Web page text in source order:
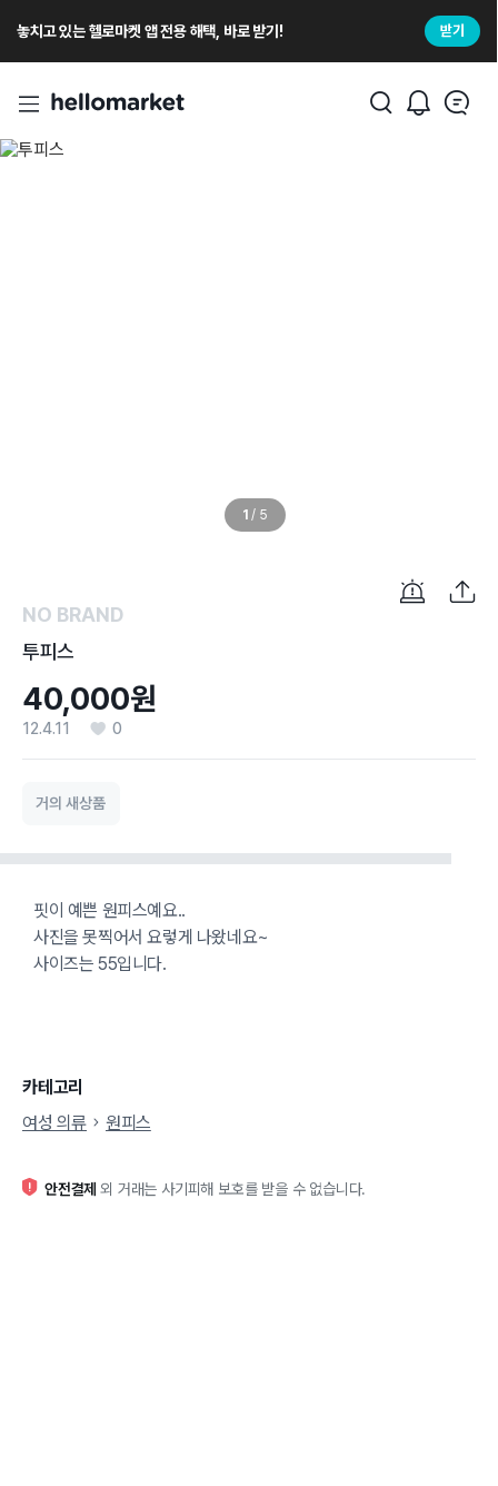
놓치고 있는 헬로마켓 앱 전용 해택, 바로 받기! 받기
1 / 5
NO BRAND
투피스
40,000원
12.4.11 0
거의 새상품
핏이 예쁜 원피스예요..
사진을 못찍어서 요렇게 나왔네요~
사이즈는 55입니다.
카테고리
여성 의류
원피스
안전결제 외 거래는 사기피해 보호를 받을 수 없습니다.